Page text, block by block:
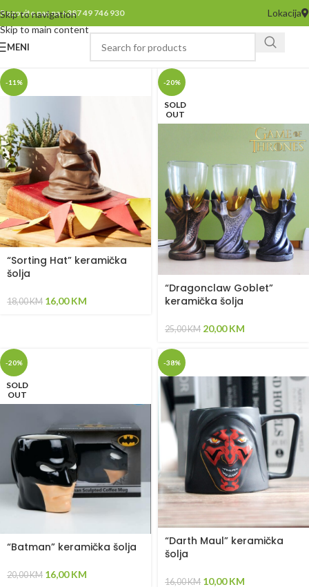
Skip to navigation
Skip to main content
Pozovite nas na +387 49 746 930 Lokacija
MENI
-11%
“Sorting Hat” keramička
šolja
18,00KM 16,00KM
-20%
SOLD
OUT
“Dragonclaw Goblet”
keramička šolja
25,00KM 20,00KM
-20%
SOLD
OUT
“Batman” keramička šolja
20,00KM 16,00KM
-38%
“Darth Maul” keramička
šolja
16,00KM 10,00KM